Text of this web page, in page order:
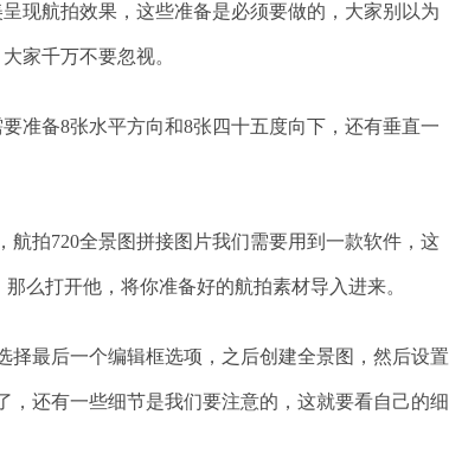
现航拍效果，这些准备是必须要做的，大家别以为
家千万不要忽视。
准备8张水平方向和8张四十五度向下，还有垂直一
拍720全景图拼接图片我们需要用到一款软件，这
么打开他，将你准备好的航拍素材导入进来。
最后一个编辑框选项，之后创建全景图，然后设置
还有一些细节是我们要注意的，这就要看自己的细